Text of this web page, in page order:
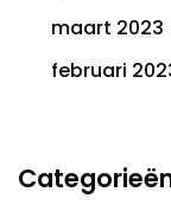
maart 2023
februari